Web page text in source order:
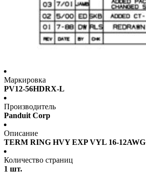
Маркировка
PV12-56HDRX-L
Производитель
Panduit Corp
Описание
TERM RING HVY EXP VYL 16-12AWG
Количество страниц
1 шт.